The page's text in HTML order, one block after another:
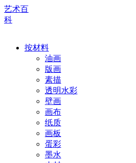
艺术百
科
按材料
油画
版画
素描
透明水彩
壁画
画布
纸质
画板
蛋彩
墨水